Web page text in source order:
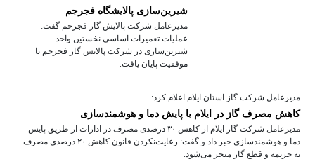
شیرین‌سازی پالایشگاه فجرجم
مدیرعامل شرکت پالایش گاز فجرجم گفت:
عملیات تعمیرات اساسی نخستین واحد
شیرین‌سازی در شرکت پالایش گاز فجرجم با
موفقیت پایان یافت.
مدیرعامل شرکت گاز استان ایلام اعلام کرد:
کاهش مصرف گاز در ایلام با پایش دما و هوشمندسازی
مدیرعامل شرکت گاز ایلام از کاهش ۳۰ درصدی مصرف در ادارات از طریق پایش
دما و هوشمندسازی خبر داد و گفت: رعایت‌نکردن قانون کاهش ۲۰ درصدی مصرف
به جریمه و قطع گاز منجر می‌شود.